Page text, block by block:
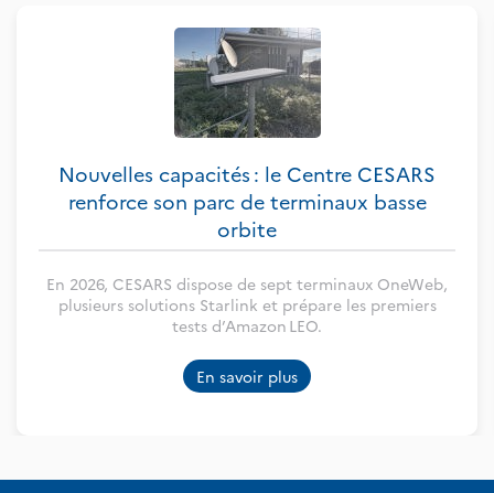
Nouvelles capacités : le Centre CESARS
renforce son parc de terminaux basse
orbite
En 2026, CESARS dispose de sept terminaux OneWeb,
plusieurs solutions Starlink et prépare les premiers
tests d’Amazon LEO.
En savoir plus